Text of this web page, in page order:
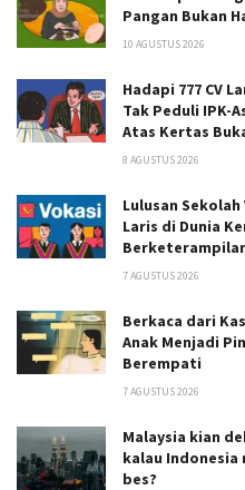
Pangan Bukan
10 AGUSTUS 2026
Hadapi 777 CV
Tak Peduli IPK-
Atas Kertas
8 AGUSTUS 2026
Lulusan
Laris di Dunia
7 AGUSTUS 2026
Berkaca dari
Anak Menjadi
Berempati
7 AGUSTUS 2026
Malaysia kian
kalau
bes?